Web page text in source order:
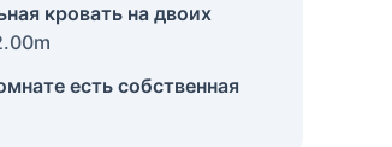
кровать на двоих
есть собственная